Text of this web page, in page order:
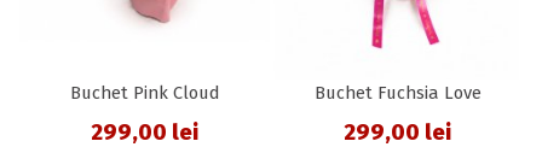
Buchet Pink Cloud
299,00 lei
Buchet Fuchsia Love
299,00 lei